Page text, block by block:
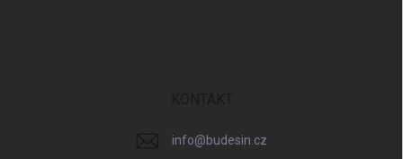
info@budesin.cz